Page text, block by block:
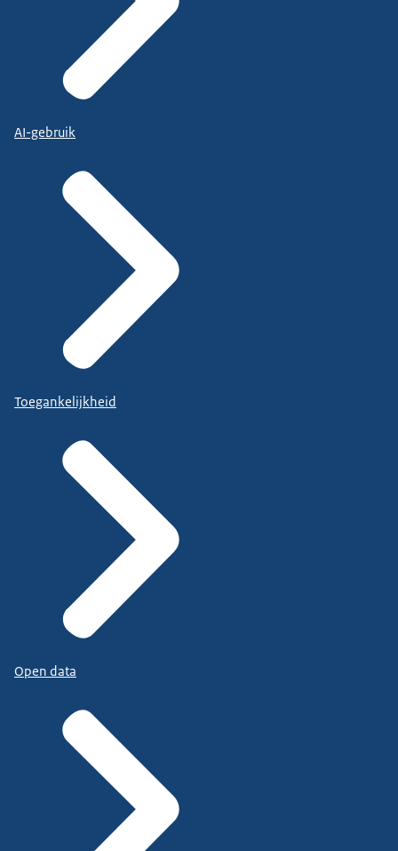
AI-gebruik
Toegankelijkheid
Open data